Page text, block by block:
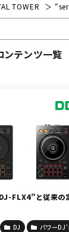
TOWER
テンツ一覧
FLX4”と従来の
DJ パワー